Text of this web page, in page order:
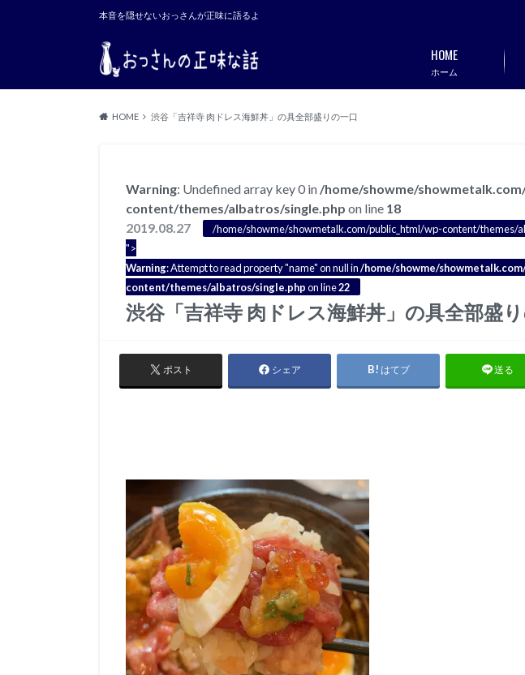
本音を隠せないおっさんが正味に語るよ
ホーム
HOME
HOME 渋谷「吉祥寺 肉ドレス海鮮丼」の具全部盛りの一口
Warning: Undefined array key 0 in /home/showme/
content/themes/albatros/single.php on line 18
2019.08.27
/home/showme/showmetalk.com/public_html/wp-content/themes/
">
Warning: Attempt to read property "name" on null in /home/showme/
content/themes/albatros/single.phpon line22
渋谷「吉祥寺 肉ドレス海鮮丼」の具全部盛
ポスト シェア はてブ 送る